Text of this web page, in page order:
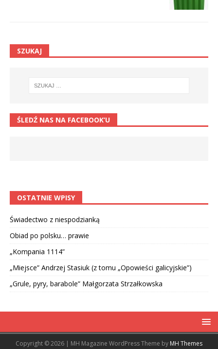
SZUKAJ
ŚLEDŹ NAS NA FACEBOOK’U
OSTATNIE WPISY
Świadectwo z niespodzianką
Obiad po polsku… prawie
„Kompania 1114”
„Miejsce” Andrzej Stasiuk (z tomu „Opowieści galicyjskie”)
„Grule, pyry, barabole” Małgorzata Strzałkowska
Copyright © 2026 | MH Magazine WordPress Theme by MH Themes